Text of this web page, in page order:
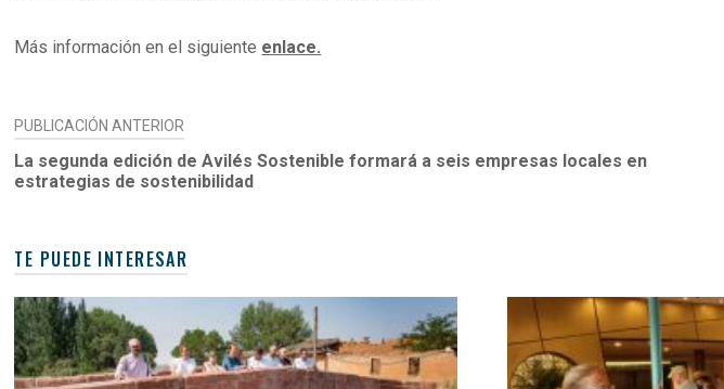
Más información en el siguiente enlace.
NAVEGACIÓN
DE
ENTRADAS
PUBLICACIÓN ANTERIOR
La segunda edición de Avilés Sostenible formará a seis empresas locales en
estrategias de sostenibilidad
TE PUEDE INTERESAR